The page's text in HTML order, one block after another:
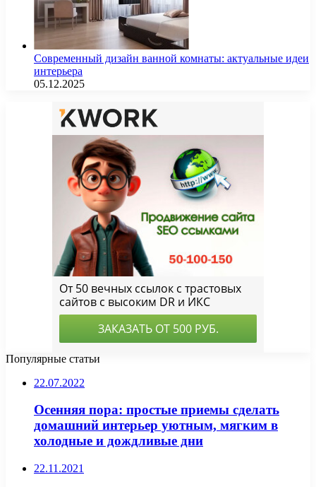
Современный дизайн ванной комнаты: актуальные идеи
интерьера
05.12.2025
Популярные статьи
22.07.2022
Осенняя пора: простые приемы сделать
домашний интерьер уютным, мягким в
холодные и дождливые дни
22.11.2021